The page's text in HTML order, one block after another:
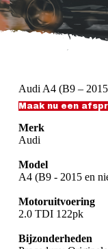
u
d
Audi A4 (B9 –
Maak nu een
Merk
Audi
Model
A4 (B9 - 2015 en
Motoruitvoering
2.0 TDI 122pk
Bijzonderheden